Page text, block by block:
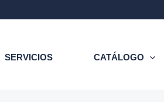
SERVICIOS CATÁLOGO